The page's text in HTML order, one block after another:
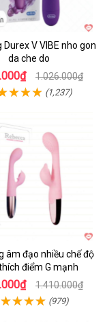
Durex V VIBE nho gon
da che do
1.026.000₫
(1,237)
âm đạo nhiều chế độ
điểm G mạnh
1.410.000₫
(979)